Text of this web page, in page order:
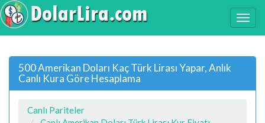
500 Amerikan Doları Kaç Türk Lirası Yapar, Anlık
Canlı Kura Göre Hesaplama
Canlı Pariteler